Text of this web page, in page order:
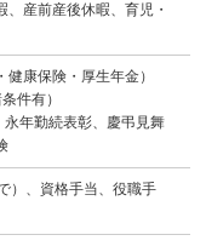
産前産後休暇、育児・
健康保険・厚生年金）
件有）
永年勤続表彰、慶弔見舞
）、資格手当、役職手